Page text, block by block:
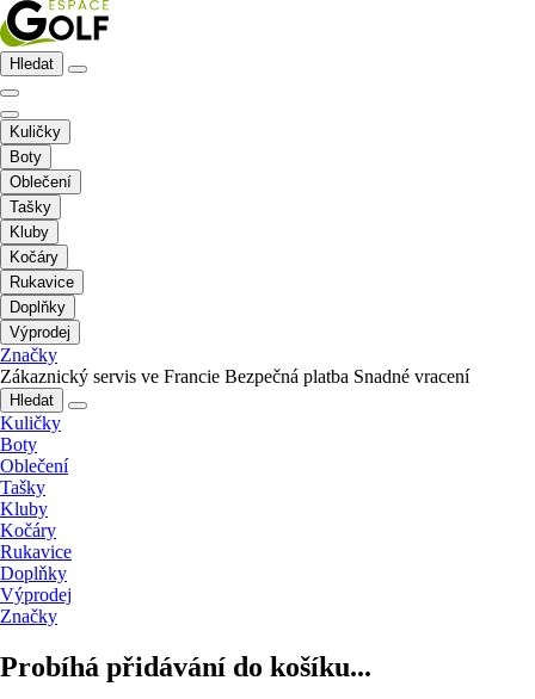
Hledat
Kuličky
Boty
Oblečení
Tašky
Kluby
Kočáry
Rukavice
Doplňky
Výprodej
Značky
Zákaznický servis ve Francie Bezpečná platba Snadné vracení
Hledat
Kuličky
Boty
Oblečení
Tašky
Kluby
Kočáry
Rukavice
Doplňky
Výprodej
Značky
Probíhá přidávání do košíku...